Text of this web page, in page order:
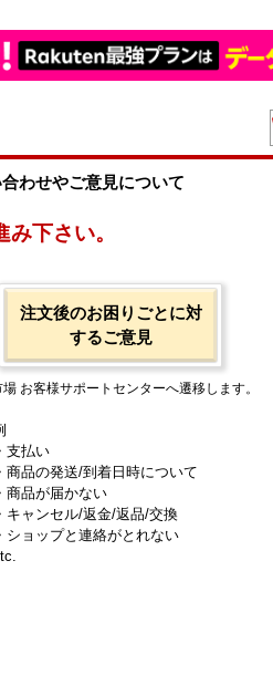
わせやご意見について
下さい。
注文後のお困りごとに対
するご意見
お客様サポートセンターへ遷移します。
支払い
商品の発送/到着日時について
商品が届かない
キャンセル/返金/返品/交換
ショップと連絡がとれない